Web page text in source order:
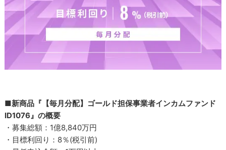
■新商品『【毎月分配】ゴールド担保事業者インカムファンド
ID1076』の概要
・募集総額：1億8,840万円
・目標利回り：8％(税引前)